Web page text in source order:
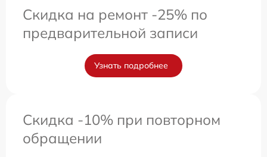
Скидка на ремонт -25% по
предварительной записи
Узнать подробнее
Скидка -10% при повторном
обращении